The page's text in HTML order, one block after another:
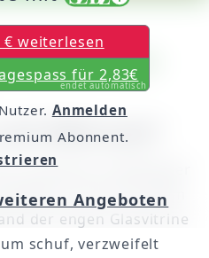
Ausstellungen
Albtraum“
Leinwand im Böblinger
er sich mit einem
der engen Glasvitrine
schuf, verzweifelt
weiterlesen
für 2,83€
endet automatisch
Anmelden
Abonnent.
Angeboten